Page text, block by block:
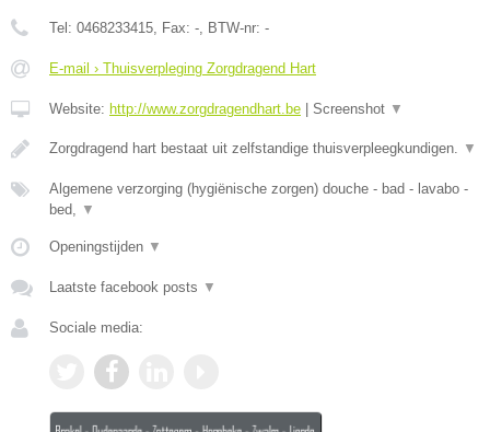
Tel: 0468233415 , Fax: - , BTW-nr: -
E-mail › Thuisverpleging Zorgdragend Hart
Website: http://www.zorgdragendhart.be | Screenshot ▼
Zorgdragend hart bestaat uit zelfstandige thuisverpleegkundigen. ▼
Algemene verzorging (hygiënische zorgen) douche - bad - lavabo -
bed,
▼
Openingstijden ▼
Laatste facebook posts ▼
Sociale media: